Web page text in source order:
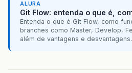
ALURA
Git Flow: entenda o que é,
Entenda o que é Git Flow, como
branches como Master, Develop,
além de vantagens e desvantagens.